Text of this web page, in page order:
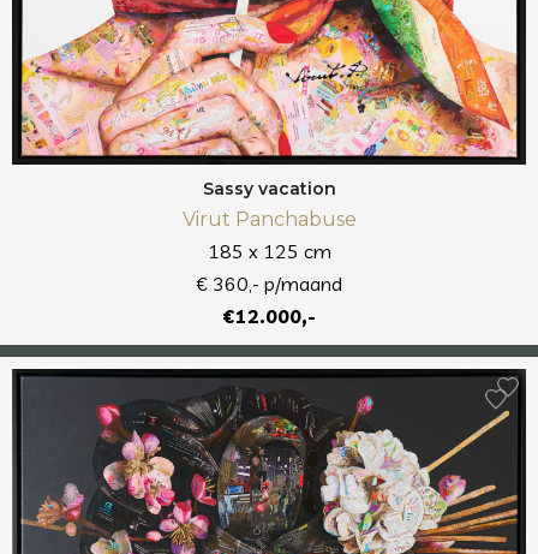
Sassy vacation
Virut Panchabuse
185 x 125 cm
€ 360,- p/maand
€12.000,-